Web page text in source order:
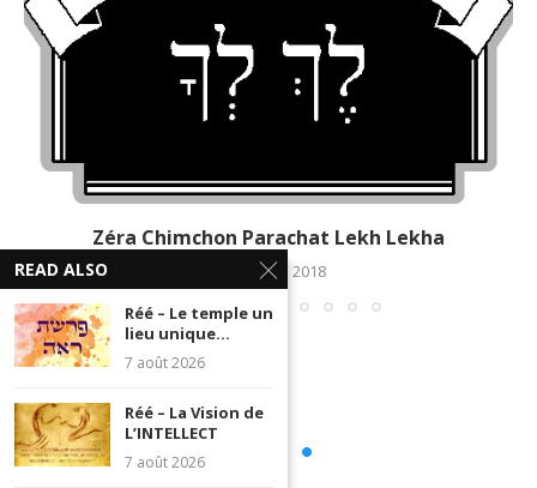
Zéra Chimchon Parachat Lekh Lekha
18 octobre 2018
READ ALSO
Réé – Le temple un
lieu unique...
7 août 2026
Réé – La Vision de
L’INTELLECT
7 août 2026